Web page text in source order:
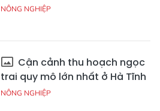
NÔNG NGHIỆP
Cận cảnh thu hoạch ngọc
trai quy mô lớn nhất ở Hà Tĩnh
NÔNG NGHIỆP